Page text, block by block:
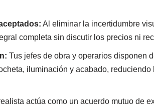
Al eliminar la incertidumbre
completa sin discutir los precios ni
Tus jefes de obra y operarios disponen
iluminación y acabado, reduciendo
actúa como un acuerdo mutuo de